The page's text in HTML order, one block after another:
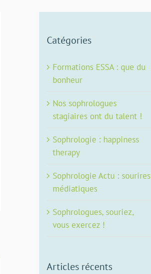
Catégories
Formations ESSA : que du
bonheur
Nos sophrologues
stagiaires ont du talent !
Sophrologie : happiness
therapy
Sophrologie Actu : sourires
médiatiques
Sophrologues, souriez,
vous exercez !
Articles récents